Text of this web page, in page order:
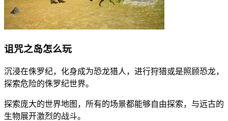
诅咒之岛怎么玩
沉浸在侏罗纪，化身成为恐龙猎人，进行狩猎或是照顾恐龙，
探索危险的侏罗纪世界。
探索庞大的世界地图，所有的场景都能够自由探索，与远古的
生物展开激烈的战斗。